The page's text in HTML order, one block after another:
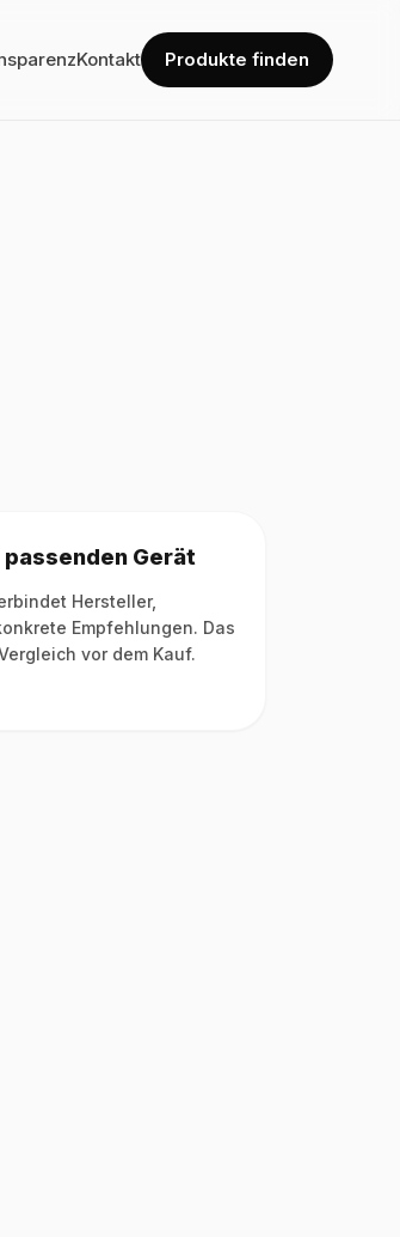
Kontakt Produkte finden
passenden Gerät
Hersteller,
Empfehlungen. Das
vor dem Kauf.